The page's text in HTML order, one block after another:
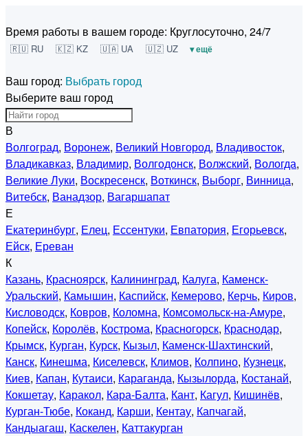
Время работы в вашем городе: Круглосуточно, 24/7
🇷🇺 RU 🇰🇿 KZ 🇺🇦 UA 🇺🇿 UZ ▾ ещё
Ваш город: Выбрать город
Выберите ваш город
В
Волгоград, Воронеж, Великий Новгород, Владивосток,
Владикавказ, Владимир, Волгодонск, Волжский, Вологда,
Великие Луки, Воскресенск, Воткинск, Выборг, Винница,
Витебск, Ванадзор, Вагаршапат
Е
Екатеринбург, Елец, Ессентуки, Евпатория, Егорьевск,
Ейск, Ереван
К
Казань, Красноярск, Калининград, Калуга, Каменск-
Уральский, Камышин, Каспийск, Кемерово, Керчь, Киров,
Кисловодск, Ковров, Коломна, Комсомольск-на-Амуре,
Копейск, Королёв, Кострома, Красногорск, Краснодар,
Крымск, Курган, Курск, Кызыл, Каменск-Шахтинский,
Канск, Кинешма, Киселевск, Климов, Колпино, Кузнецк,
Киев, Капан, Кутаиси, Караганда, Кызылорда, Костанай,
Кокшетау, Каракол, Кара-Балта, Кант, Кагул, Кишинёв,
Курган-Тюбе, Коканд, Карши, Кентау, Капчагай,
Кандыагаш, Каскелен, Каттакурган